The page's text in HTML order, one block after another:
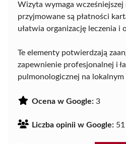
Wizyta wymaga wcześniejszej
przyjmowane są płatności
ułatwia organizację leczenia i
Te elementy potwierdzają
zapewnienie profesjonalnej i
pulmonologicznej na
Ocena w Google: 3
Liczba opinii w Google: 51